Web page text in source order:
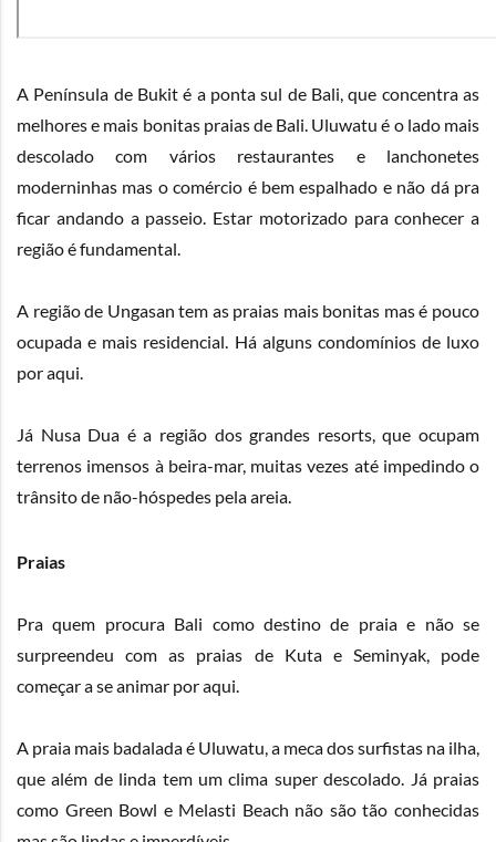
A Península de Bukit é a ponta sul de Bali, que concentra as
melhores e mais bonitas praias de Bali. Uluwatu é o lado mais
descolado com vários restaurantes e lanchonetes
moderninhas mas o comércio é bem espalhado e não dá pra
ficar andando a passeio. Estar motorizado para conhecer a
região é fundamental.
A região de Ungasan tem as praias mais bonitas mas é pouco
ocupada e mais residencial. Há alguns condomínios de luxo
por aqui.
Já Nusa Dua é a região dos grandes resorts, que ocupam
terrenos imensos à beira-mar, muitas vezes até impedindo o
trânsito de não-hóspedes pela areia.
Praias
Pra quem procura Bali como destino de praia e não se
surpreendeu com as praias de Kuta e Seminyak, pode
começar a se animar por aqui.
A praia mais badalada é Uluwatu, a meca dos surfistas na ilha,
que além de linda tem um clima super descolado. Já praias
como Green Bowl e Melasti Beach não são tão conhecidas